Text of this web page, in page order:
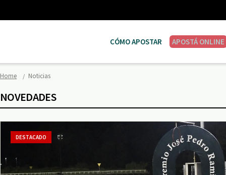
CÓMO APOSTAR APOSTÁ ONLINE
Home Noticias
NOVEDADES
DESTACADO